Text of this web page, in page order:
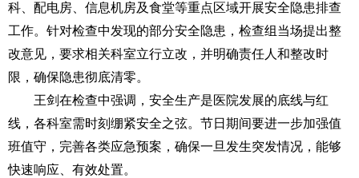
科、配电房、信息机房及食堂等重点区域开展安全隐患排查
工作。针对检查中发现的部分安全隐患，检查组当场提出整
改意见，要求相关科室立行立改，并明确责任人和整改时
限，确保隐患彻底清零。
王剑在检查中强调，安全生产是医院发展的底线与红
线，各科室需时刻绷紧安全之弦。节日期间要进一步加强值
班值守，完善各类应急预案，确保一旦发生突发情况，能够
快速响应、有效处置。